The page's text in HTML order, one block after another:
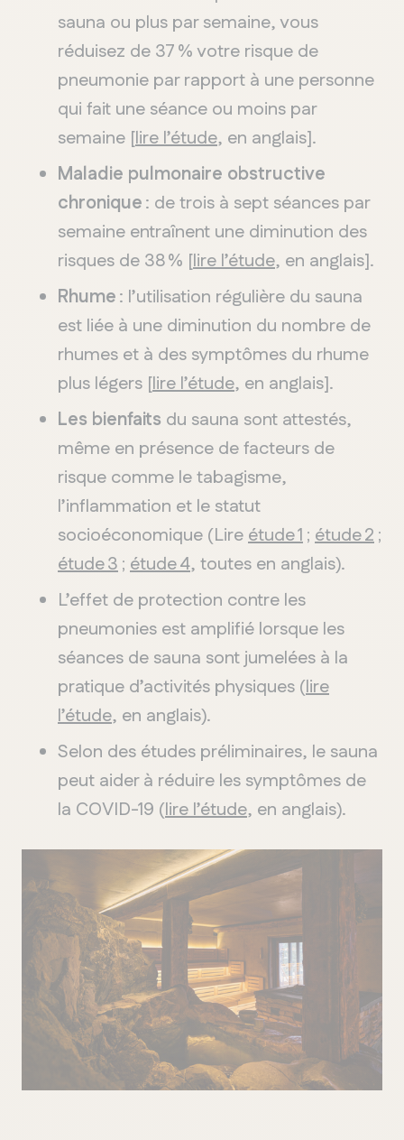
sauna ou plus par semaine, vous
réduisez de 37 % votre risque de
pneumonie par rapport à une personne
qui fait une séance ou moins par
semaine [lire l’étude, en anglais].
Maladie pulmonaire obstructive
chronique: de trois à sept séances par
semaine entraînent une diminution des
risques de 38 % [lire l’étude, en anglais].
Rhume: l’utilisation régulière du sauna
est liée à une diminution du nombre de
rhumes et à des symptômes du rhume
plus légers [lire l’étude, en anglais].
Les bienfaits du sauna sont attestés,
même en présence de facteurs de
risque comme le tabagisme,
l’inflammation et le statut
socioéconomique (Lireétude 1; étude 2;
étude 3; étude 4, toutes en anglais).
L’effet de protection contre les
pneumonies est amplifié lorsque les
séances de sauna sont jumelées à la
pratique d’activités physiques (lire
l’étude, en anglais).
Selon des études préliminaires, le sauna
peut aider à réduire les symptômes de
la COVID-19 (lire l’étude, en anglais).